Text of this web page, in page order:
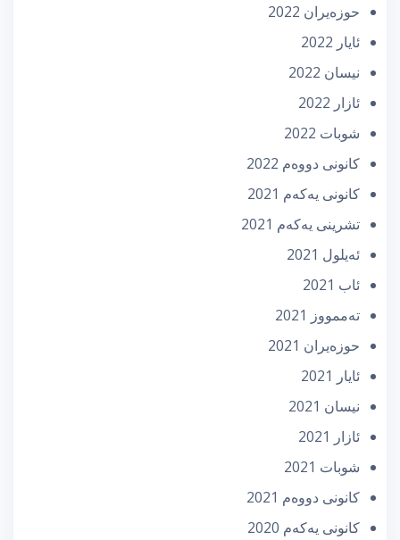
حوزه‌یران 2022
ئایار 2022
نیسان 2022
ئازار 2022
شوبات 2022
كانونی دووه‌م 2022
كانونی یه‌كه‌م 2021
تشرینی یه‌كه‌م 2021
ئه‌یلول 2021
ئاب 2021
تەممووز 2021
حوزه‌یران 2021
ئایار 2021
نیسان 2021
ئازار 2021
شوبات 2021
كانونی دووه‌م 2021
كانونی یه‌كه‌م 2020